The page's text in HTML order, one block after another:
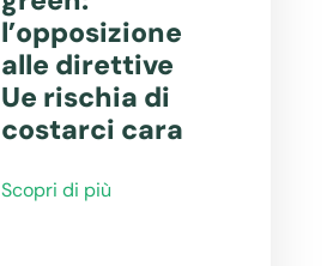
l’opposizione
alle direttive
Ue rischia di
costarci cara
Scopri di più